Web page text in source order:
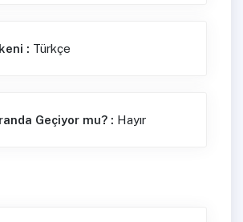
: Türkçe
Geçiyor mu? : Hayır